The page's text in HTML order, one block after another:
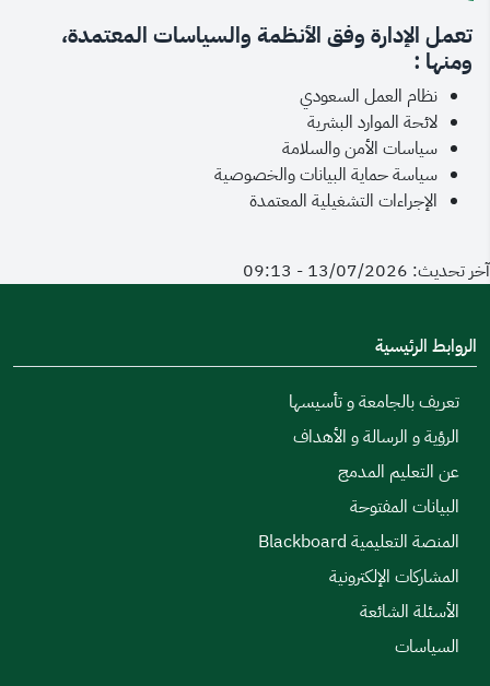
تعمل الإدارة وفق الأنظمة والسياسات المعتمدة،
ومنها :
نظام العمل السعودي
لائحة الموارد البشرية
سياسات الأمن والسلامة
سياسة حماية البيانات والخصوصية
الإجراءات التشغيلية المعتمدة
آخر تحديث: 13/07/2026 - 09:13
الروابط الرئيسية
تعريف بالجامعة و تأسيسها
الرؤية و الرسالة و الأهداف
عن التعليم المدمج
البيانات المفتوحة
المنصة التعليمية Blackboard
المشاركات الإلكترونية
الأسئلة الشائعة
السياسات